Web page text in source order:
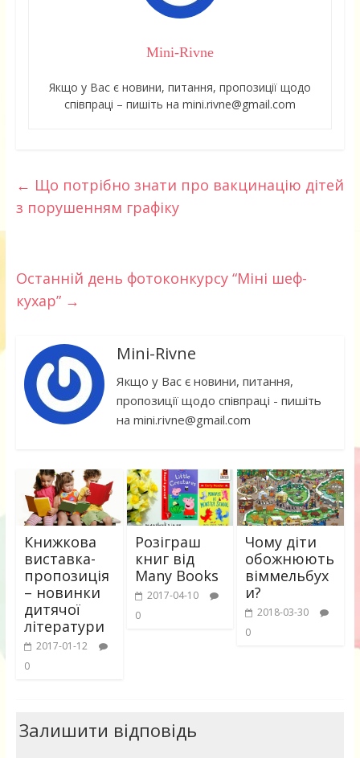
Mini-Rivne
Якщо у Вас є новини, питання, пропозиції щодо
співпраці – пишіть на mini.rivne@gmail.com
← Що потрібно знати про вакцинацію дітей
з порушенням графіку
Останній день фотоконкурсу “Міні шеф-
кухар” →
Mini-Rivne
Якщо у Вас є новини, питання,
пропозиції щодо співпраці - пишіть
на mini.rivne@gmail.com
Книжкова
виставка-
пропозиція
– новинки
дитячої
літератури
2017-01-12
0
Розіграш
книг від
Many Books
2017-04-10
0
Чому діти
обожнюють
віммельбух
и?
2018-03-30
0
Залишити відповідь